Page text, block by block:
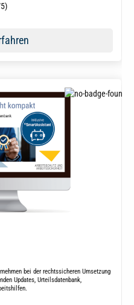
von 5 Sternen
bei der rechtssicheren Umsetzung
Updates, Urteilsdatenbank,